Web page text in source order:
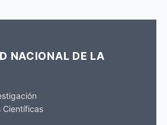
NACIONAL DE LA
Científicas